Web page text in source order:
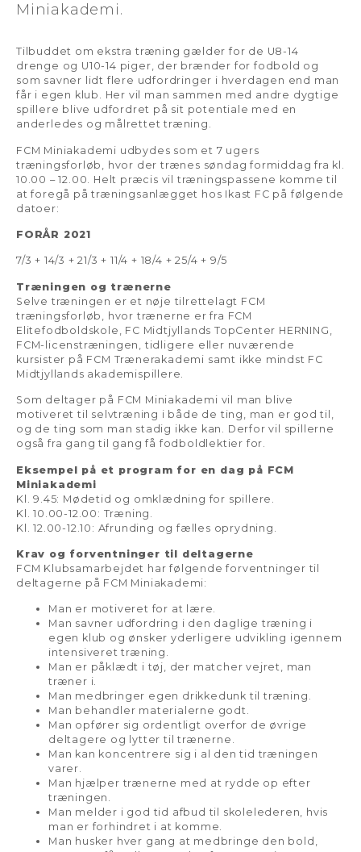
Miniakademi.
Tilbuddet om ekstra træning gælder for de U8-14
drenge og U10-14 piger, der brænder for fodbold og
som savner lidt flere udfordringer i hverdagen end man
får i egen klub. Her vil man sammen med andre dygtige
spillere blive udfordret på sit potentiale med en
anderledes og målrettet træning.
FCM Miniakademi udbydes som et 7 ugers
træningsforløb, hvor der trænes søndag formiddag fra kl.
10.00 – 12.00. Helt præcis vil træningspassene komme til
at foregå på træningsanlægget hos Ikast FC på følgende
datoer:
FORÅR 2021
7/3 + 14/3 + 21/3 + 11/4 + 18/4 + 25/4 + 9/5
Træningen og trænerne
Selve træningen er et nøje tilrettelagt FCM
træningsforløb, hvor trænerne er fra FCM
Elitefodboldskole, FC Midtjyllands TopCenter HERNING,
FCM-licenstræningen, tidligere eller nuværende
kursister på FCM Trænerakademi samt ikke mindst FC
Midtjyllands akademispillere.
Som deltager på FCM Miniakademi vil man blive
motiveret til selvtræning i både de ting, man er god til,
og de ting som man stadig ikke kan. Derfor vil spillerne
også fra gang til gang få fodboldlektier for.
Eksempel på et program for en dag på FCM
Miniakademi
Kl. 9.45: Mødetid og omklædning for spillere.
Kl. 10.00-12.00: Træning.
Kl. 12.00-12.10: Afrunding og fælles oprydning.
Krav og forventninger til deltagerne
FCM Klubsamarbejdet har følgende forventninger til
deltagerne på FCM Miniakademi:
Man er motiveret for at lære.
Man savner udfordring i den daglige træning i
egen klub og ønsker yderligere udvikling igennem
intensiveret træning.
Man er påklædt i tøj, der matcher vejret, man
træner i.
Man medbringer egen drikkedunk til træning.
Man behandler materialerne godt.
Man opfører sig ordentligt overfor de øvrige
deltagere og lytter til trænerne.
Man kan koncentrere sig i al den tid træningen
varer.
Man hjælper trænerne med at rydde op efter
træningen.
Man melder i god tid afbud til skolelederen, hvis
man er forhindret i at komme.
Man husker hver gang at medbringe den bold,